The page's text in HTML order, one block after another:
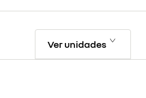
Ver unidades